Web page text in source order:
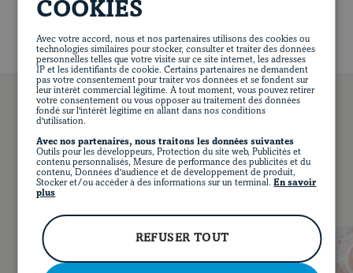
INSTAGRAMPINTEREST
de 3 à 4 minutes.
Retirer le poids et retourner le sandwich. Y déposer de
nouveau le poids et poursuivre la cuisson de 3 à 4
minutes ou jusqu’à ce que le sandwich soit doré.
Pour servir, trancher le grilled cheese en deux.
VOUS POURRIEZ AUSSI AIMER…
COOKIES
Avec votre accord, nous et nos partenaires utilisons des cookies ou
technologies similaires pour stocker, consulter et traiter des données
personnelles telles que votre visite sur ce site internet, les adresses
IP et les identifiants de cookie. Certains partenaires ne demandent
pas votre consentement pour traiter vos données et se fondent sur
leur intérêt commercial légitime. À tout moment, vous pouvez retirer
votre consentement ou vous opposer au traitement des données
fondé sur l'intérêt légitime en allant dans nos conditions
d'utilisation.
Avec nos partenaires, nous traitons les données suivantes
Outils pour les développeurs, Protection du site web, Publicités et
contenu personnalisés, Mesure de performance des publicités et du
contenu, Données d'audience et de développement de produit,
Stocker et/ou accéder à des informations sur un terminal. En savoir
plus
REFUSER TOUT